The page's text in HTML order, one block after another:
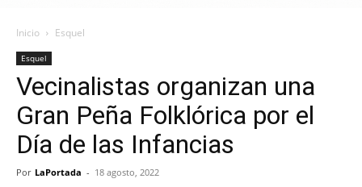
Portada
Inicio Esquel
Esquel
Vecinalistas organizan una
Gran Peña Folklórica por el
Día de las Infancias
Por LaPortada - 18 agosto, 2022